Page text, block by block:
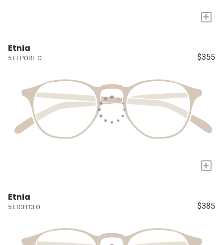
+
Etnia
5 LEPORE O $355
+
Etnia
5 LIGH13 O $385